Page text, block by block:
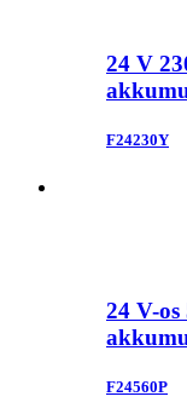
24 V
F24230Y
24 V-
F24560P